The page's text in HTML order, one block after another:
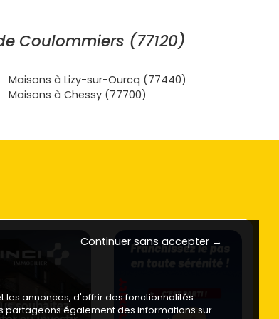
Coulommiers (77120)
Maisons à Lizy-sur-Ourcq (77440)
Maisons à Chessy (77700)
Continuer sans accepter →
les annonces, d'offrir des fonctionnalités
partageons également des informations sur